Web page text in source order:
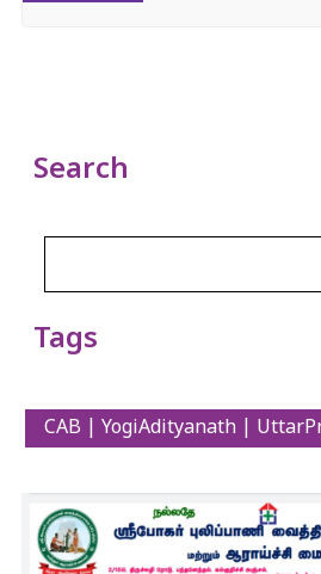
Search
Tags
CAB | YogiAdityanath |